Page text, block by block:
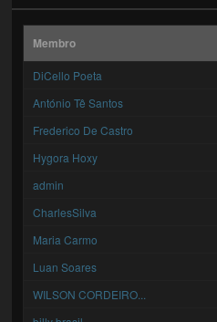
Membro
DiCello Poeta
António Tê Santos
Frederico De Castro
Hygora Hoxy
admin
CharlesSilva
Maria Carmo
Luan Soares
WILSON CORDEIRO...